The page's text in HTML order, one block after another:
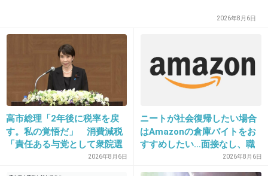
31. 匿名2013/05/18(土) 17:47:17
今思うとすごく大切な日だったのに、これといって記憶に
たぶん、当時付き合っていた彼とそれとなく過ごしたんだ
と思う。
27歳と4カ月は、生後10000日目らしいので、一人で海外旅
行にでもいってみようかな。
+6 -2
2026年8月6日
高市総理「2年後に税率を戻
す。私の覚悟だ」 消費減税
「責任ある与党として衆院選
公約に掲げ理解賜った」2026年8月6日
ニートが社会復帰したい場合
はAmazonの倉庫バイトをお
すすめしたい…面接なし、職
場は綺麗、ドリンクバー無料
→賛否両論、場所によって全
2026年8月6日